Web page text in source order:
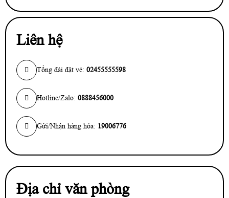
Liên hệ
Tổng đài đặt vé: 02455555598
Hotline/Zalo: 0888456000
Gửi/Nhận hàng hóa: 19006776
Địa chỉ văn phòng